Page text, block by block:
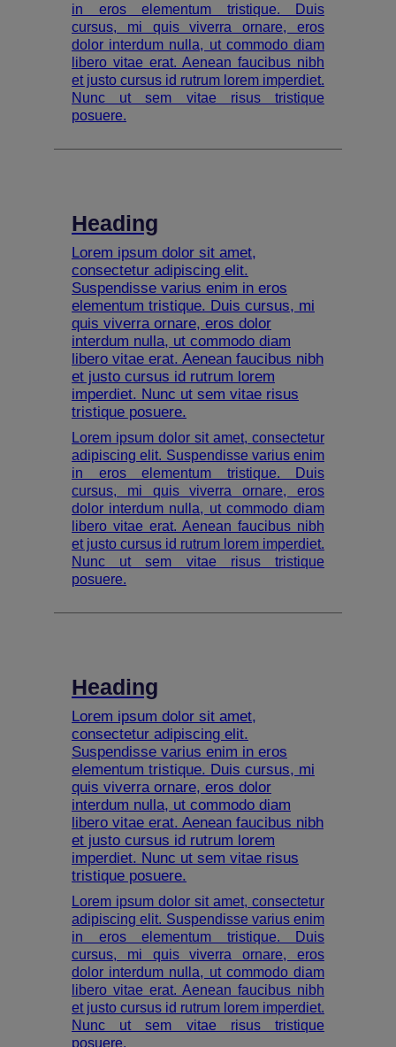
in eros elementum tristique. Duis
cursus, mi quis viverra ornare, eros
dolor interdum nulla, ut commodo diam
libero vitae erat. Aenean faucibus nibh
et justo cursus id rutrum lorem imperdiet.
Nunc ut sem vitae risus tristique
posuere.
Heading
Lorem ipsum dolor sit amet,
consectetur adipiscing elit.
Suspendisse varius enim in eros
elementum tristique. Duis cursus, mi
quis viverra ornare, eros dolor
interdum nulla, ut commodo diam
libero vitae erat. Aenean faucibus nibh
et justo cursus id rutrum lorem
imperdiet. Nunc ut sem vitae risus
tristique posuere.
Lorem ipsum dolor sit amet, consectetur
adipiscing elit. Suspendisse varius enim
in eros elementum tristique. Duis
cursus, mi quis viverra ornare, eros
dolor interdum nulla, ut commodo diam
libero vitae erat. Aenean faucibus nibh
et justo cursus id rutrum lorem imperdiet.
Nunc ut sem vitae risus tristique
posuere.
Heading
Lorem ipsum dolor sit amet,
consectetur adipiscing elit.
Suspendisse varius enim in eros
elementum tristique. Duis cursus, mi
quis viverra ornare, eros dolor
interdum nulla, ut commodo diam
libero vitae erat. Aenean faucibus nibh
et justo cursus id rutrum lorem
imperdiet. Nunc ut sem vitae risus
tristique posuere.
Lorem ipsum dolor sit amet, consectetur
adipiscing elit. Suspendisse varius enim
in eros elementum tristique. Duis
cursus, mi quis viverra ornare, eros
dolor interdum nulla, ut commodo diam
libero vitae erat. Aenean faucibus nibh
et justo cursus id rutrum lorem imperdiet.
Nunc ut sem vitae risus tristique
posuere.